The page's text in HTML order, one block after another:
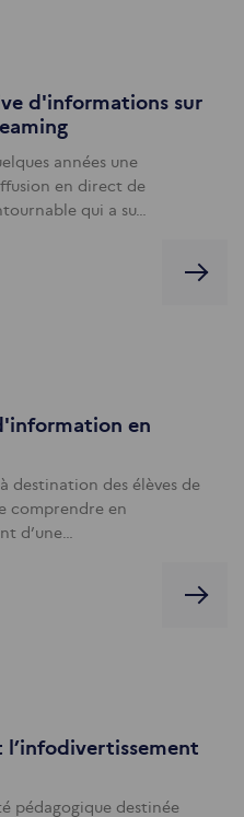
d'informations sur
années une
en direct de
qui a su…
en
destination des élèves de
comprendre en
d’une…
l’infodivertissement
pédagogique destinée